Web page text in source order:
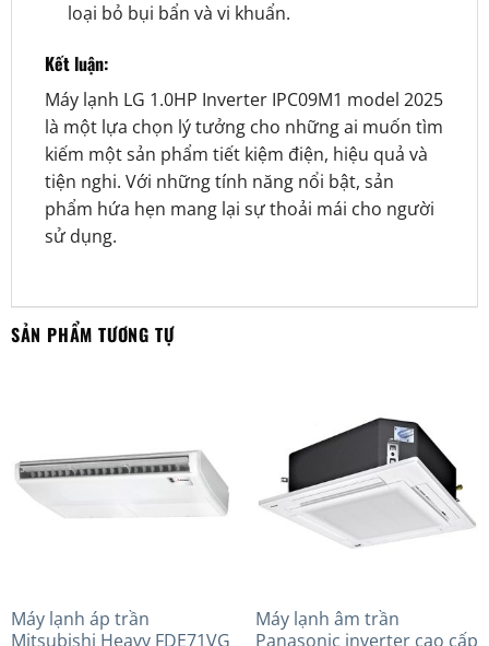
loại bỏ bụi bẩn và vi khuẩn.
Kết luận:
Máy lạnh LG 1.0HP Inverter IPC09M1 model 2025
là một lựa chọn lý tưởng cho những ai muốn tìm
kiếm một sản phẩm tiết kiệm điện, hiệu quả và
tiện nghi. Với những tính năng nổi bật, sản
phẩm hứa hẹn mang lại sự thoải mái cho người
sử dụng.
SẢN PHẨM TƯƠNG TỰ
Máy lạnh áp trần
Mitsubishi Heavy FDE71VG
Máy lạnh âm trần
Panasonic inverter cao cấp